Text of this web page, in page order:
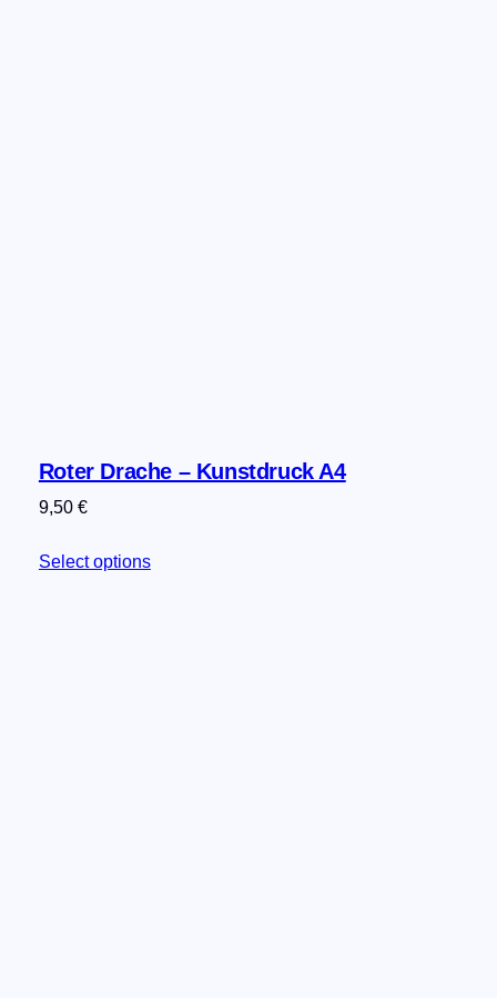
Roter Drache – Kunstdruck A4
9,50 €
Select options